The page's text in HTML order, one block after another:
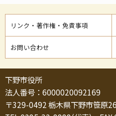
リンク・著作権・免責事項
お問い合わせ
下野市役所
法人番号：6000020092169
〒329-0492 栃木県下野市笹原